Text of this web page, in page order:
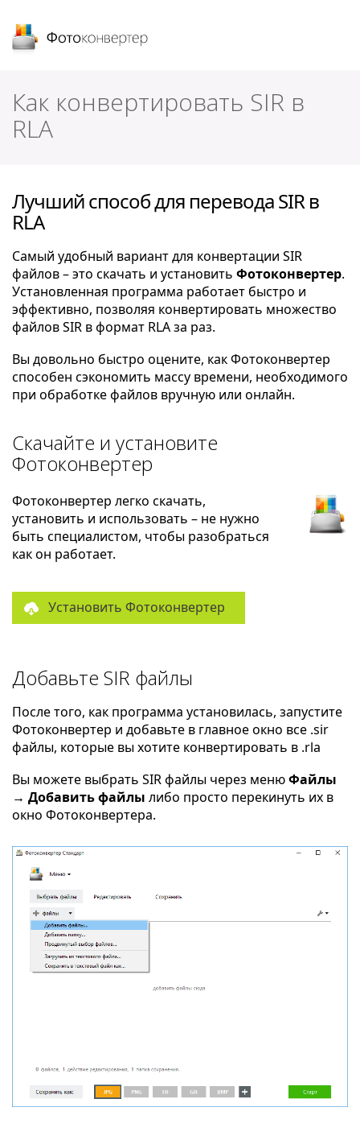
Как конвертировать SIR в
RLA
Лучший способ для перевода SIR в
RLA
Самый удобный вариант для конвертации SIR
файлов – это скачать и установить Фотоконвертер.
Установленная программа работает быстро и
эффективно, позволяя конвертировать множество
файлов SIR в формат RLA за раз.
Вы довольно быстро оцените, как Фотоконвертер
способен сэкономить массу времени, необходимого
при обработке файлов вручную или онлайн.
Скачайте и установите
Фотоконвертер
Фотоконвертер легко скачать,
установить и использовать – не нужно
быть специалистом, чтобы разобраться
как он работает.
Установить Фотоконвертер
Добавьте SIR файлы
После того, как программа установилась, запустите
Фотоконвертер и добавьте в главное окно все .sir
файлы, которые вы хотите конвертировать в .rla
Вы можете выбрать SIR файлы через менюФайлы
→ Добавить файлы либо просто перекинуть их в
окно Фотоконвертера.